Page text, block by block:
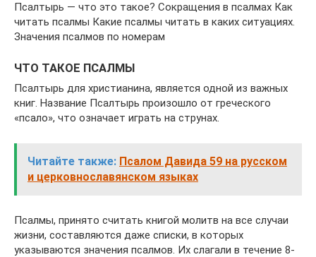
Псалтырь — что это такое? Сокращения в псалмах Как
читать псалмы Какие псалмы читать в каких ситуациях.
Значения псалмов по номерам
ЧТО ТАКОЕ ПСАЛМЫ
Псалтырь для христианина, является одной из важных
книг. Название Псалтырь произошло от греческого
«псало», что означает играть на струнах.
Читайте также: Псалом Давида 59 на русском
и церковнославянском языках
Псалмы, принято считать книгой молитв на все случаи
жизни, составляются даже списки, в которых
указываются значения псалмов. Их слагали в течение 8-